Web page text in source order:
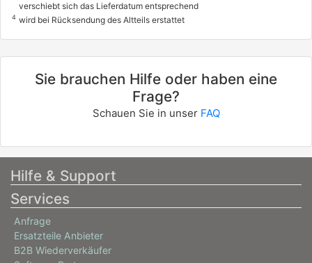
verschiebt sich das Lieferdatum entsprechend
4 wird bei Rücksendung des Altteils erstattet
Sie brauchen Hilfe oder haben eine
Frage?
Schauen Sie in unser FAQ
Hilfe & Support
Services
Anfrage
Ersatzteile Anbieter
B2B Wiederverkäufer